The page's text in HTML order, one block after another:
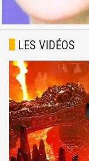
LES VIDÉOS